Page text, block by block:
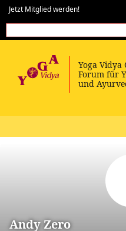
Jetzt Mitglied werden!
Andy Zero